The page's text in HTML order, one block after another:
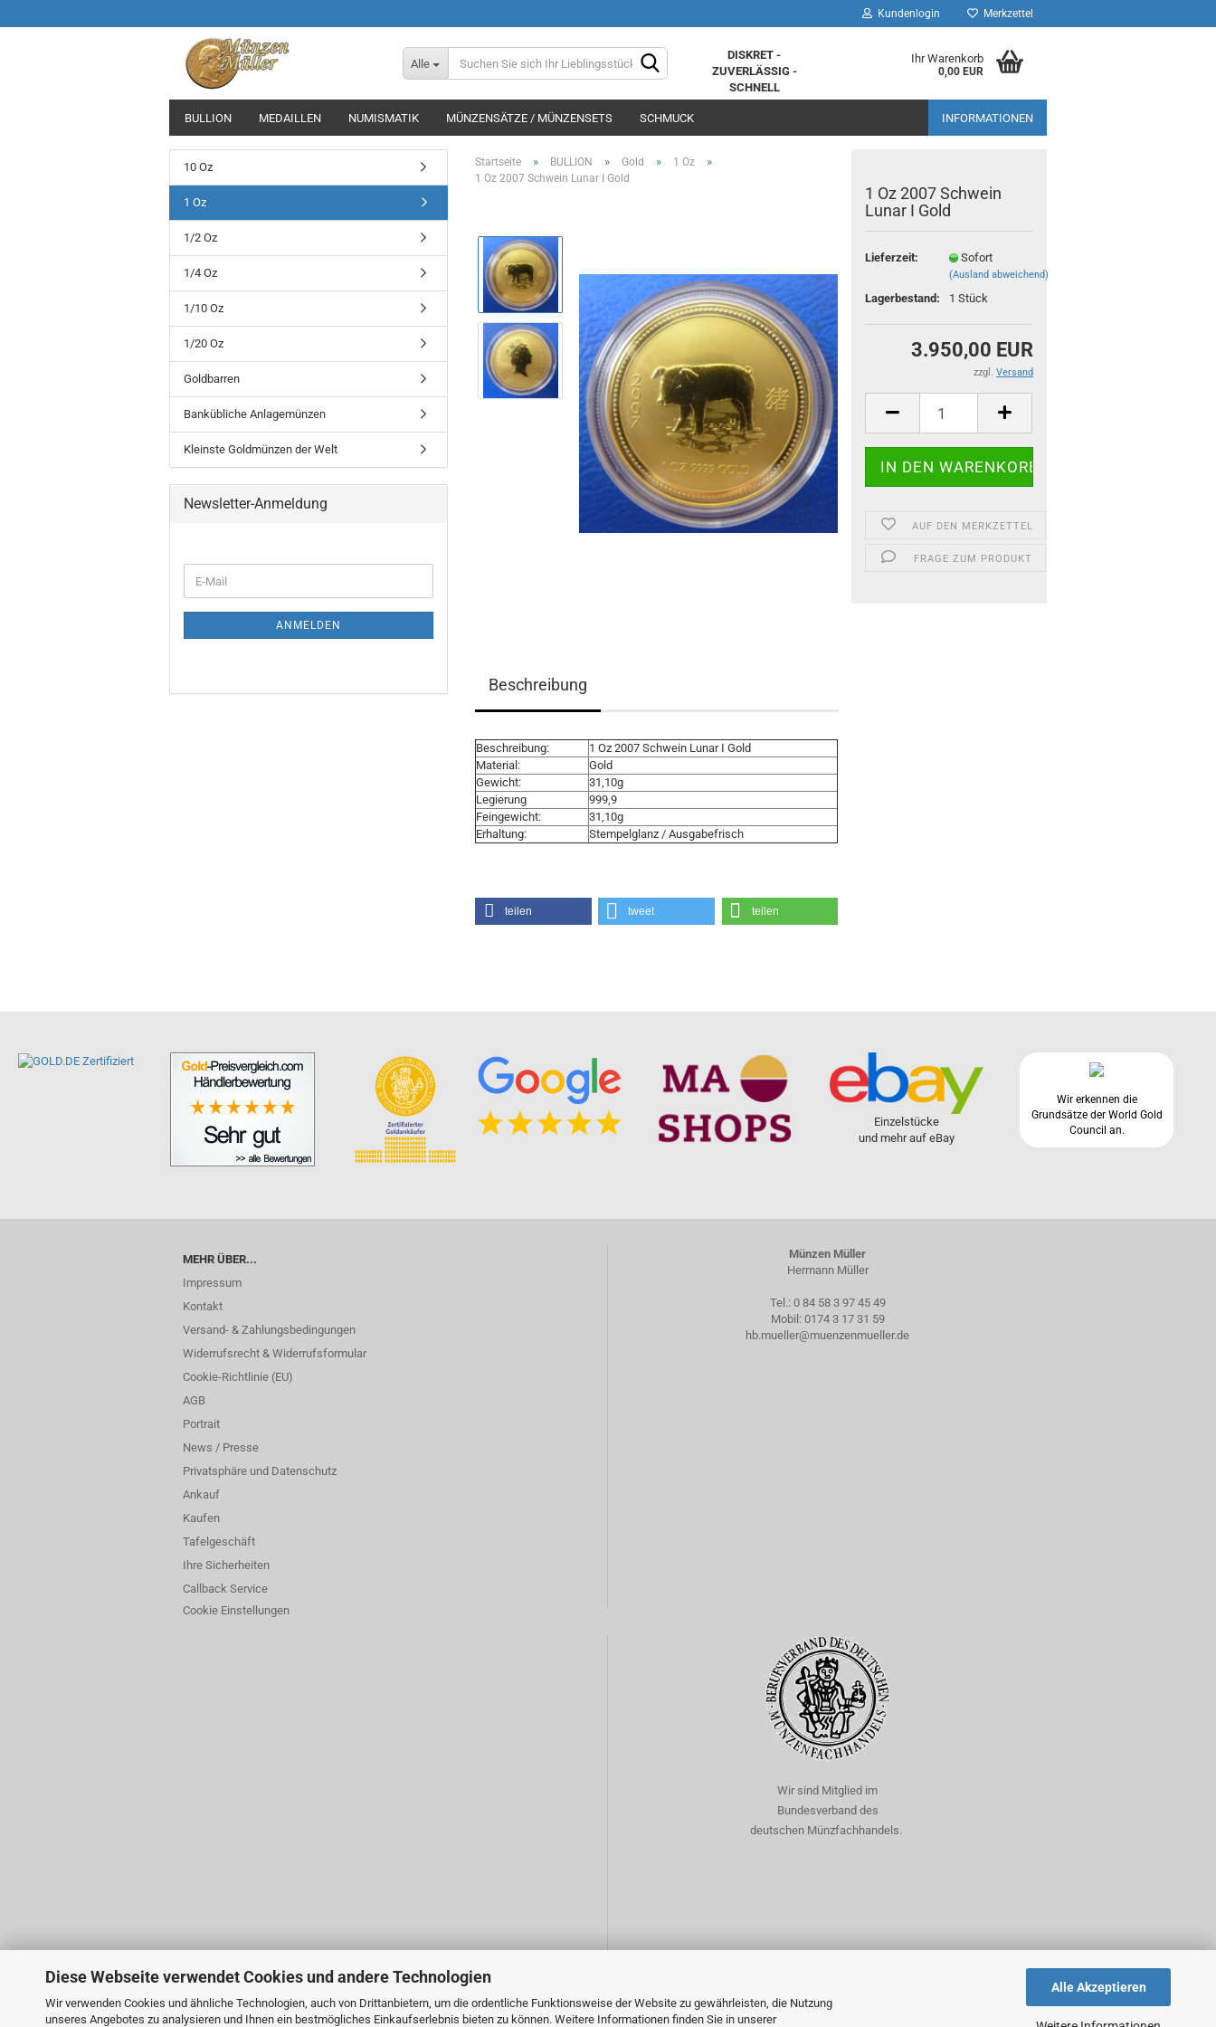
Diese Webseite verwendet Cookies und andere Technologien
Wir verwenden Cookies und ähnliche Technologien, auch von Drittanbietern, um die ordentliche Funktionsweise der Website zu gewährleisten, die Nutzung
unseres Angebotes zu analysieren und Ihnen ein bestmögliches Einkaufserlebnis bieten zu können. Weitere Informationen finden Sie in unserer
Alle Akzeptieren
Kundenlogin
Passwort vergessen?
Merkzettel
Alle
DISKRET -
ZUVERLÄSSIG -
SCHNELL
Ihr Warenkorb
0,00 EUR
BULLION MEDAILLEN NUMISMATIK MÜNZENSÄTZE / MÜNZENSETS SCHMUCK INFORMATIONEN
Startseite » BULLION » Gold » 1 Oz »
1 Oz 2007 Schwein Lunar I Gold
1 Oz 2007 Schwein
Lunar I Gold
Lieferzeit: Sofort
(Ausland abweichend)
Lagerbestand: 1 Stück
3.950,00 EUR
zzgl. Versand
AUF DEN MERKZETTEL
FRAGE ZUM PRODUKT
Beschreibung
Beschreibung:
1 Oz 2007 Schwein Lunar I Gold
Material:
Gold
Gewicht:
31,10g
Legierung
999,9
Feingewicht:
31,10g
Erhaltung:
Stempelglanz / Ausgabefrisch
teilen tweet teilen
10 Oz
1 Oz
1/2 Oz
1/4 Oz
1/10 Oz
1/20 Oz
Goldbarren
Bankübliche Anlagemünzen
Kleinste Goldmünzen der Welt
Newsletter-Anmeldung
ANMELDEN
Einzelstücke
und mehr auf eBay
Wir erkennen die
Grundsätze der World Gold
Council an.
MEHR ÜBER...
Impressum
Kontakt
Versand- & Zahlungsbedingungen
Widerrufsrecht & Widerrufsformular
Cookie-Richtlinie (EU)
AGB
Portrait
News / Presse
Privatsphäre und Datenschutz
Ankauf
Kaufen
Tafelgeschäft
Ihre Sicherheiten
Callback Service
Cookie Einstellungen
Münzen Müller
Hermann Müller
Tel.: 0 84 58 3 97 45 49
Mobil: 0174 3 17 31 59
hb.mueller@muenzenmueller.de
Wir sind Mitglied im
Bundesverband des
deutschen Münzfachhandels.